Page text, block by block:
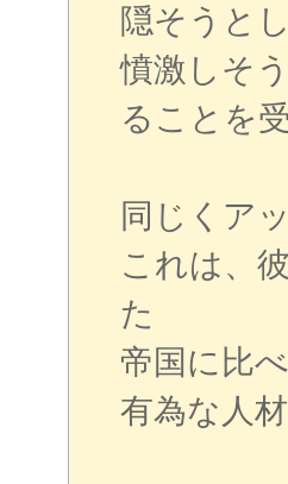
隠そうと
憤激しそ
ることを
同じくア
これは、
た
帝国に比
有為な人